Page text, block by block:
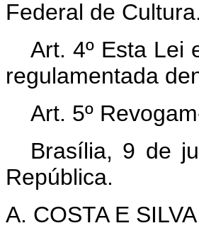
Federal de Cultura.
Art. 4º Esta Lei
regulamentada
Art. 5º
Brasília, 9 de
República.
A. COSTA E SILVA